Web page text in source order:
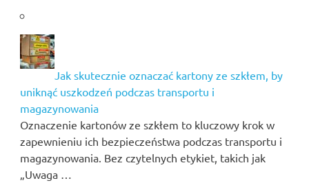
Jak skutecznie oznaczać kartony ze szkłem, by
uniknąć uszkodzeń podczas transportu i
magazynowania
Oznaczenie kartonów ze szkłem to kluczowy krok w
zapewnieniu ich bezpieczeństwa podczas transportu i
magazynowania. Bez czytelnych etykiet, takich jak
„Uwaga …